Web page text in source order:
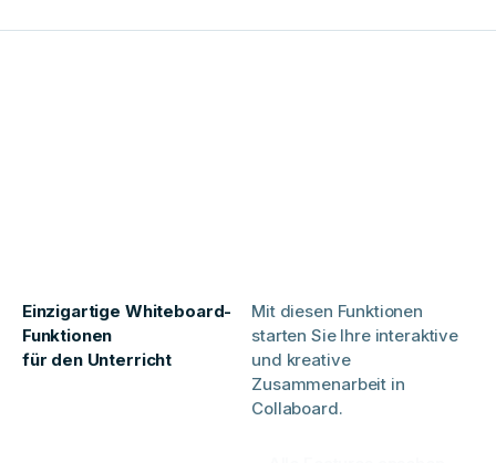
Einzigartige Whiteboard-
Funktionen
für den Unterricht
Mit diesen Funktionen
starten Sie Ihre interaktive
und kreative
Zusammenarbeit in
Collaboard.